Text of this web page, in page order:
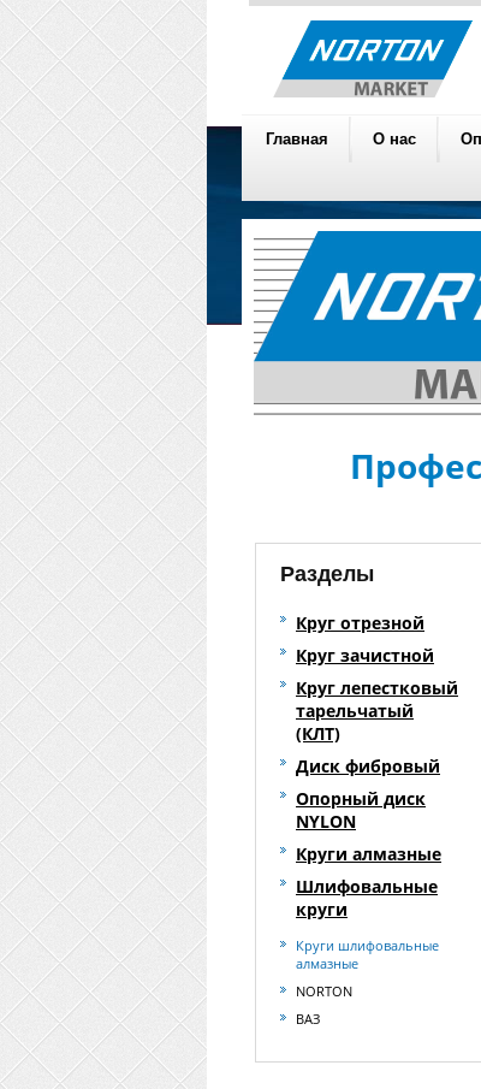
Главная О нас
Разделы
Круг отрезной
Круг зачистной
Круг лепестковый
тарельчатый
(КЛТ)
Диск фибровый
Опорный диск
NYLON
Круги алмазные
Шлифовальные
круги
Круги шлифовальные
алмазные
NORTON
ВАЗ